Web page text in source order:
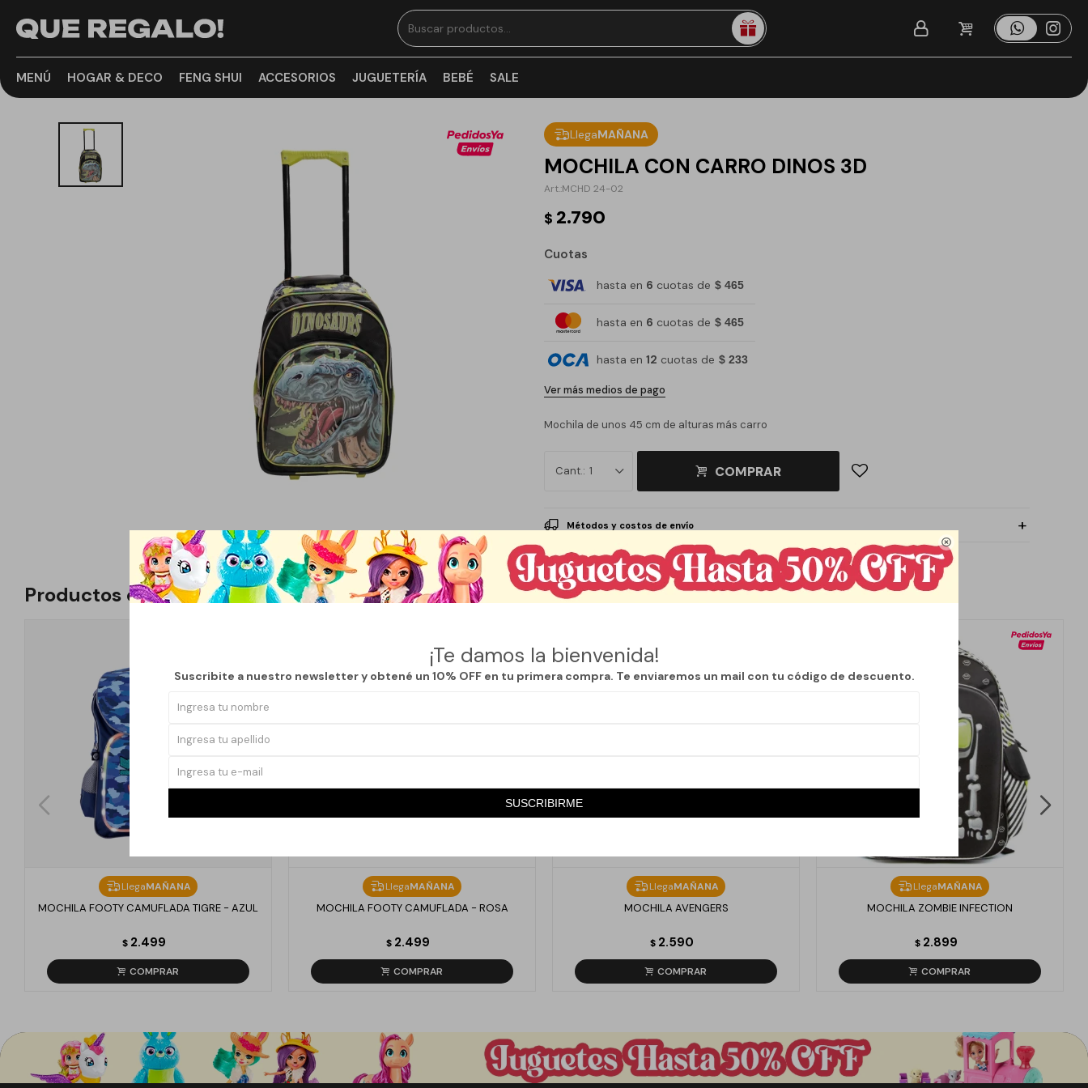

¡Te damos la bienvenida!
Suscribite a nuestro newsletter y obtené un 10% OFF en tu primera compra. Te enviaremos un mail con tu código de descuento.
SUSCRIBIRME
MENÚ HOGAR & DECO FENG SHUI ACCESORIOS JUGUETERÍA BEBÉ SALE
LlegaMAÑANA
MOCHILA CON CARRO DINOS 3D
MCHD 24-02
$ 2.790
Cuotas
hasta en 6 cuotas de $ 465
hasta en 6 cuotas de $ 465
hasta en 12 cuotas de $ 233
Ver más medios de pago
Mochila de unos 45 cm de alturas más carro
1 COMPRAR
Métodos y costos de envío
Productos que te pueden interesar
LlegaMAÑANA
MOCHILA FOOTY CAMUFLADA TIGRE - AZUL
$ 2.499
LlegaMAÑANA
MOCHILA FOOTY CAMUFLADA - ROSA
$ 2.499
LlegaMAÑANA
MOCHILA AVENGERS
$ 2.590
LlegaMAÑANA
MOCHILA ZOMBIE INFECTION
$ 2.899